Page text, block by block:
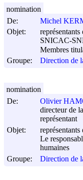
De:
Michel
Objet:
représentants
SNICAC-
Membres
Groupe:
Direction de
nomination
De:
Olivier
directeur de
représentant
Objet:
Le
humaines
Groupe:
Direction de
nomination